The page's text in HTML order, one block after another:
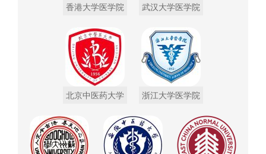
香港大学医学院 武汉大学医学院
北京中医药大学 浙江大学医学院